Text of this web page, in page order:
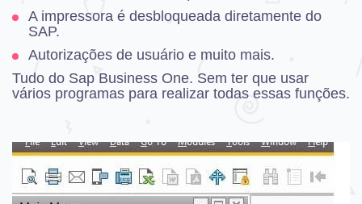
A impressora é desbloqueada diretamente do
SAP.
Autorizações de usuário e muito mais.
Tudo do Sap Business One. Sem ter que usar
vários programas para realizar todas essas funções.